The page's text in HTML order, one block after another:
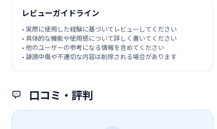
口コミ・評判
レビューガイドライン
• 実際に使用した経験に基づいてレビューしてください
• 具体的な機能や使用感について詳しく書いてください
• 他のユーザーの参考になる情報を含めてください
• 誹謗中傷や不適切な内容は削除される場合があります